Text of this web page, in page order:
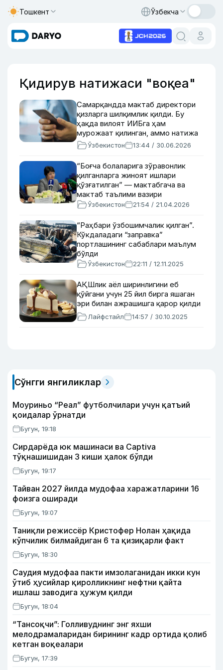
Тошкент Ўзбекча
Қидирув натижаси "воқеа"
Самарқандда мактаб директори
қизларга шилқимлик қилди. Бу
ҳақда вилоят ИИБга ҳам
мурожаат қилинган, аммо натижа
йўқЎзбекистон 13:44 / 30.06.2026
“Боғча болаларига зўравонлик
қилганларга жиноят ишлари
қўзғатилган” — мактабгача ва
мактаб таълими вазири
Ўзбекистон 21:54 / 21.04.2026
“Раҳбари ўзбошимчалик қилган”.
Кўкдаладаги “заправка”
портлашининг сабаблари маълум
бўлди
Ўзбекистон 22:11 / 12.11.2025
АҚШлик аёл ширинлигини еб
қўйгани учун 25 йил бирга яшаган
эри билан ажрашишга қарор қилди
Лайфстайл 14:57 / 30.10.2025
Сўнгги янгиликлар
Моуриньо “Реал” футболчилари учун қатъий
қоидалар ўрнатди
Бугун, 19:18
Сирдарёда юк машинаси ва Captiva
тўқнашишидан 3 киши ҳалок бўлди
Бугун, 19:17
Тайван 2027 йилда мудофаа харажатларини 16
фоизга оширади
Бугун, 19:07
Таниқли режиссёр Кристофер Нолан ҳақида
кўпчилик билмайдиган 6 та қизиқарли факт
Бугун, 18:30
Саудия мудофаа пакти имзолаганидан икки кун
ўтиб ҳусийлар қиролликнинг нефтни қайта
ишлаш заводига ҳужум қилди
Бугун, 18:04
“Тансоқчи”: Голливуднинг энг яхши
мелодрамаларидан бирининг кадр ортида қолиб
кетган воқеалари
Бугун, 17:39